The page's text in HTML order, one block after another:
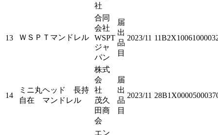
社
13 ＷＳＰＴマンドレル
合同
会社
WSPT
ジャ
パン
届
出
品
目
2023/11
14
ミニ丸ヘッド 長持
自在 マンドレル
株式
会
社
茂久
田商
会
届
出
品
目
2023/11
エン